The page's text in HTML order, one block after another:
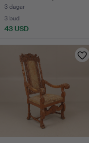
regissörsst…
3 dagar
3 bud
43 USD